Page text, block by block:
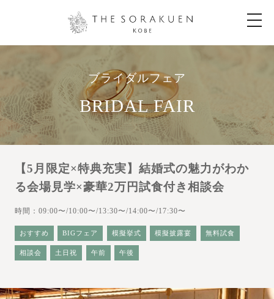
t
o
g
a
t
o
ブライダルフェア
BRIDAL FAIR
【5月限定×特典充実】結婚式の魅力がわか
る会場見学×豪華2万円試食付き相談会
時間：09:00〜/10:00〜/13:30〜/14:00〜/17:30〜
おすすめ BIGフェア 模擬挙式 模擬披露宴 無料試食
相談会 土日祝 午前 午後